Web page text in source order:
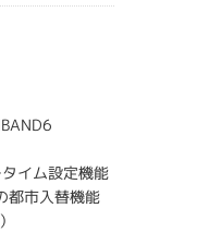
イム設定機能
都市入替機能